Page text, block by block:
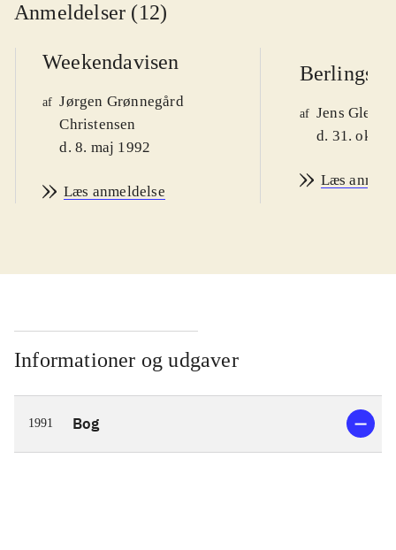
Anmeldelser (12)
Weekendavisen
af Jørgen Grønnegård
Christensen
d. 8. maj 1992
Læs anmeldelse
af Jens
d. 31. okt.
Læs
Informationer og udgaver
1991 Bog